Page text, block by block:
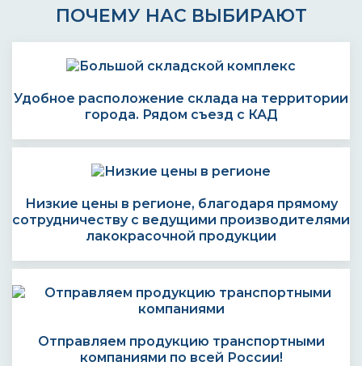
ПОЧЕМУ НАС ВЫБИРАЮТ
Удобное расположение склада на территории
города. Рядом съезд с КАД
Низкие цены в регионе, благодаря прямому
сотрудничеству с ведущими производителями
лакокрасочной продукции
Отправляем продукцию транспортными
компаниями по всей России!